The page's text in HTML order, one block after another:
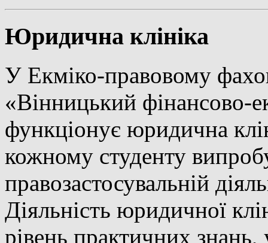
Юридична клініка
У Екміко-правовому
«Вінницький фінансово-
функціонує юридична
кожному студенту
правозастосувальній
Діяльність юридичної
рівень практичних знань,